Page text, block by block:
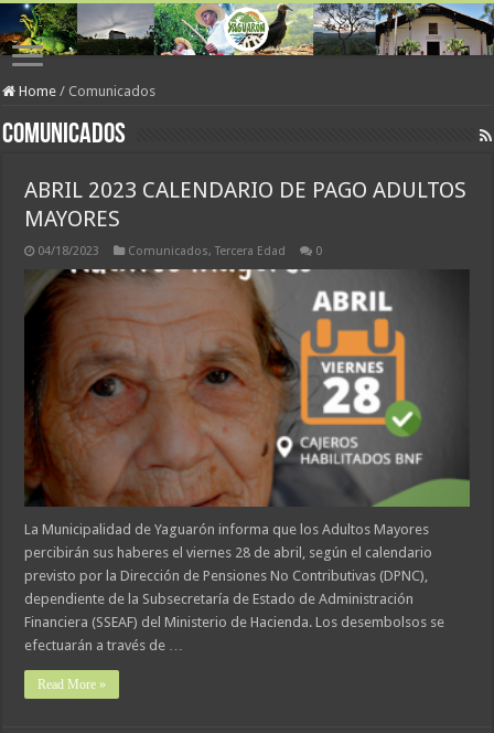
Home / Comunicados
Comunicados
ABRIL 2023 CALENDARIO DE PAGO ADULTOS
MAYORES
04/18/2023 Comunicados,Tercera Edad 0
La Municipalidad de Yaguarón informa que los Adultos Mayores
percibirán sus haberes el viernes 28 de abril, según el calendario
previsto por la Dirección de Pensiones No Contributivas (DPNC),
dependiente de la Subsecretaría de Estado de Administración
Financiera (SSEAF) del Ministerio de Hacienda. Los desembolsos se
efectuarán a través de …
Read More »